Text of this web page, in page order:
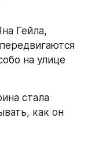
Гейла,
на улице
стала
как он